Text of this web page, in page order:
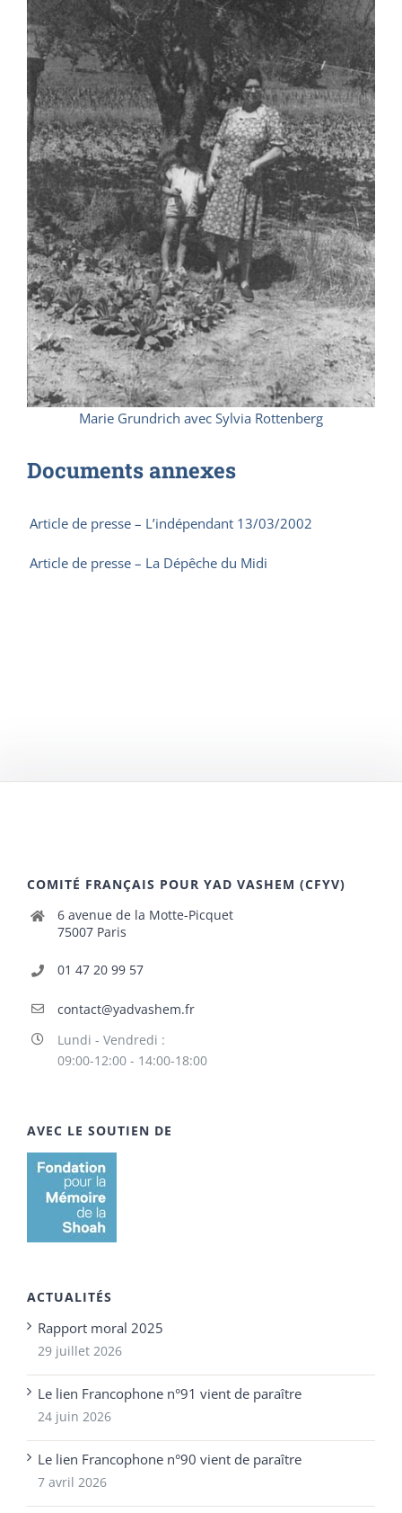
Marie Grundrich avec Sylvia Rottenberg
Documents annexes
Article de presse – L’indépendant 13/03/2002
Article de presse – La Dépêche du Midi
COMITÉ FRANÇAIS POUR YAD VASHEM (CFYV)
6 avenue de la Motte-Picquet
75007 Paris
01 47 20 99 57
contact@yadvashem.fr
Lundi - Vendredi :
09:00-12:00 - 14:00-18:00
AVEC LE SOUTIEN DE
ACTUALITÉS
Rapport moral 2025
29 juillet 2026
Le lien Francophone n°91 vient de paraître
24 juin 2026
Le lien Francophone n°90 vient de paraître
7 avril 2026